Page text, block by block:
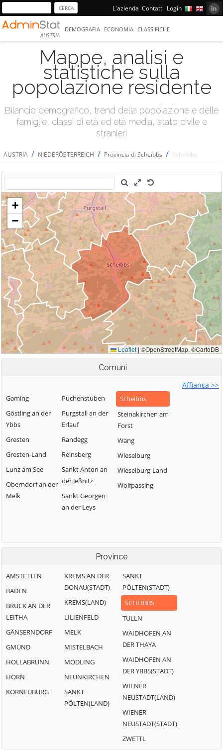
L'azienda Contatti Login
AUSTRIA
DEMOGRAFIA ECONOMIA CLASSIFICHE
Mappe, analisi e
statistiche sulla
popolazione residente
Bilancio demografico, trend della popolazione e delle
famiglie, classi di età ed età media, stato civile e
stranieri
AUSTRIA / NIEDERÖSTERREICH / Provincia di Scheibbs / Scheibbs
Comuni
Affianca >>
Gaming
Göstling an der
Ybbs
Gresten
Gresten-Land
Lunz am See
Oberndorf an der
Melk
Puchenstuben
Purgstall an der
Erlauf
Randegg
Reinsberg
Sankt Anton an
der Jeßnitz
Sankt Georgen
an der Leys
Scheibbs
Steinakirchen am
Forst
Wang
Wieselburg
Wieselburg-Land
Wolfpassing
Province
AMSTETTEN
BADEN
BRUCK AN DER
LEITHA
GÄNSERNDORF
GMÜND
HOLLABRUNN
HORN
KORNEUBURG
KREMS AN DER
DONAU(STADT)
KREMS(LAND)
LILIENFELD
MELK
MISTELBACH
MÖDLING
NEUNKIRCHEN
SANKT
PÖLTEN(LAND)
SANKT
PÖLTEN(STADT)
SCHEIBBS
TULLN
WAIDHOFEN AN
DER THAYA
WAIDHOFEN AN
DER YBBS(STADT)
WIENER
NEUSTADT(LAND)
WIENER
NEUSTADT(STADT)
ZWETTL